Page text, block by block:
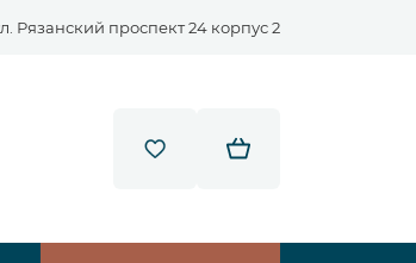
Рязанский проспект 24 корпус 2